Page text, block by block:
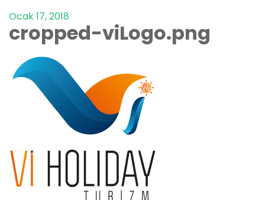
Ocak 17, 2018
cropped-viLogo.png